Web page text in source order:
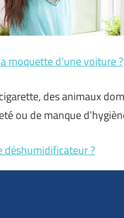
moquette d’une voiture ?
des animaux
ou de manque
déshumidificateur ?